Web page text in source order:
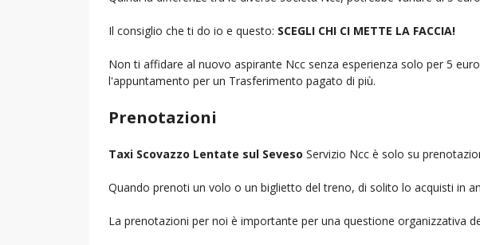
Il consiglio che ti do io e questo: SCEGLI CHI CI METTE LA FACCIA!
Non ti affidare al nuovo aspirante Ncc senza esperienza solo per 5
l'appuntamento per un Trasferimento pagato di più.
Prenotazioni
Taxi Scovazzo Lentate sul Seveso Servizio Ncc è solo su
Quando prenoti un volo o un biglietto del treno, di solito lo acquisti in
La prenotazioni per noi è importante per una questione organizzativa